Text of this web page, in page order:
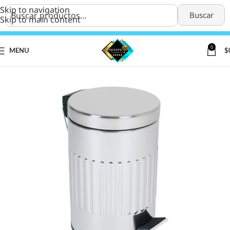
Buscar
Skip to navigation
Skip to main content
MENU
0
$